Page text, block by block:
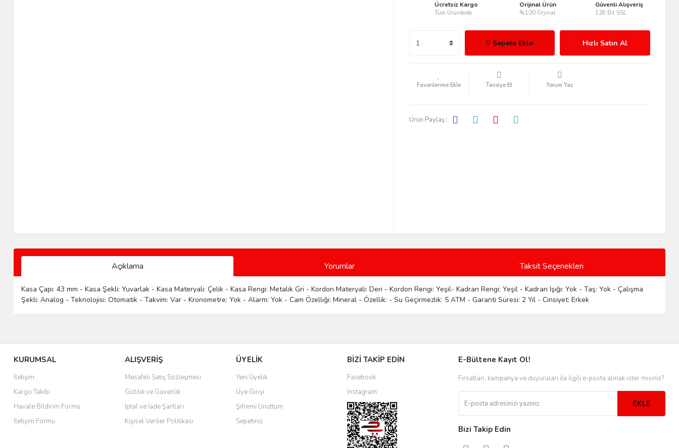
Ücretsiz Kargo
Tüm Ürünlerde
Orijinal Ürün
%100 Orjinal
Güvenli Alışveriş
128 Bit SSL
Sepete Ekle Hızlı Satın Al
Tavsiye Et Yorum Yaz
Ürün Paylaş :
Açıklama Yorumlar Taksit Seçenekleri
Kasa Çapı: 43 mm - Kasa Şekli: Yuvarlak - Kasa Materyali: Çelik - Kasa Rengi: Metalik Gri - Kordon Materyali: Deri - Kordon Rengi: Yeşil- Kadran Rengi: Yeşil - Kadran Işığı: Yok - Taş: Yok - Çalışma
Şekli: Analog - Teknolojisi: Otomatik - Takvim: Var - Kronometre: Yok - Alarm: Yok - Cam Özelliği: Mineral - Özellik: - Su Geçirmezlik: 5 ATM - Garanti Süresi: 2 Yıl - Cinsiyet: Erkek
KURUMSAL
İletişim
Kargo Takibi
Havale Bildirim Formu
İletişim Formu
ALIŞVERİŞ
Mesafeli Satış Sözleşmesi
Gizlilik ve Güvenlik
İptal ve İade Şartları
Kişisel Veriler Politikası
ÜYELİK
Yeni Üyelik
Üye Girişi
Şifremi Unuttum
Sepetiniz
BİZİ TAKİP EDİN
Facebook
Instagram
E-Bültene Kayıt Ol!
Fırsatları, kampanya ve duyuruları ile ilgili e-posta almak ister misiniz?
EKLE
Bizi Takip Edin